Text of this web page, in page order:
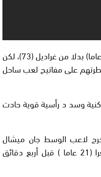
ورد فاييه بالدفع بعمر دياكيتيه (20 عاما) بدلا من غراديل (73)، لكن
على مفاتيح لعب ساحل
وسد د رأسية قوية حادت
لاعب الوسط جان ميشال
سيري وأشرك الشاب سيمون أدينغرا (21 عاما ) قبل أربع دقائق